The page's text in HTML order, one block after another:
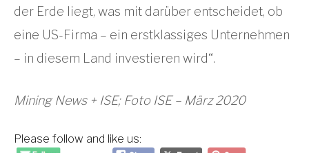
der Erde liegt, was mit darüber entscheidet, ob
eine US-Firma – ein erstklassiges Unternehmen
– in diesem Land investieren wird“.
Mining News + ISE; Foto ISE – März 2020
Please follow and like us: